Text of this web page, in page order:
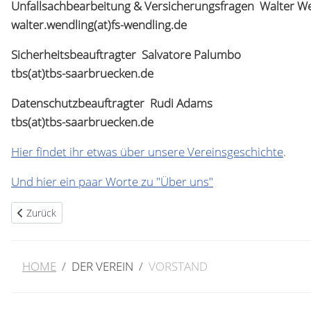
Unfallsachbearbeitung & Versicherungsfragen Walter
walter.wendling(at)fs-wendling.de
Sicherheitsbeauftragter Salvatore Palumbo
tbs(at)tbs-saarbruecken.de
Datenschutzbeauftragter Rudi Adams
tbs(at)tbs-saarbruecken.de
Hier findet ihr etwas über unsere Vereinsgeschichte.
Und hier ein paar Worte zu "Über uns"
Vorheriger Beitrag: Turnerbund St. Johann von 1847 e.V. Saarbrücken
Zurück
HOME DER VEREIN VORSTAND